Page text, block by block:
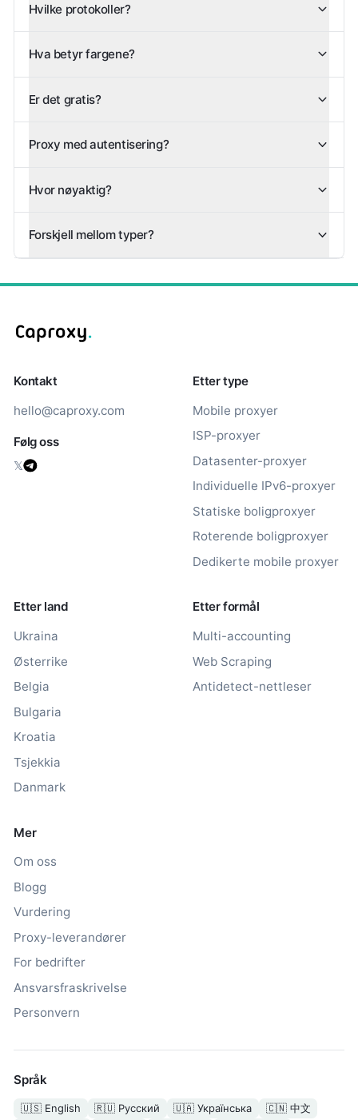
Hvilke protokoller?
Hva betyr fargene?
Er det gratis?
Proxy med autentisering?
Hvor nøyaktig?
Forskjell mellom typer?
Kontakt
hello@caproxy.com
Følg oss
𝕏
Etter type
Mobile proxyer
ISP-proxyer
Datasenter-proxyer
Individuelle IPv6-proxyer
Statiske boligproxyer
Roterende boligproxyer
Dedikerte mobile proxyer
Etter land
Ukraina
Østerrike
Belgia
Bulgaria
Kroatia
Tsjekkia
Danmark
Etter formål
Multi-accounting
Web Scraping
Antidetect-nettleser
Mer
Om oss
Blogg
Vurdering
Proxy-leverandører
For bedrifter
Ansvarsfraskrivelse
Personvern
Språk
🇺🇸 English 🇷🇺 Русский 🇺🇦 Українська 🇨🇳 中文